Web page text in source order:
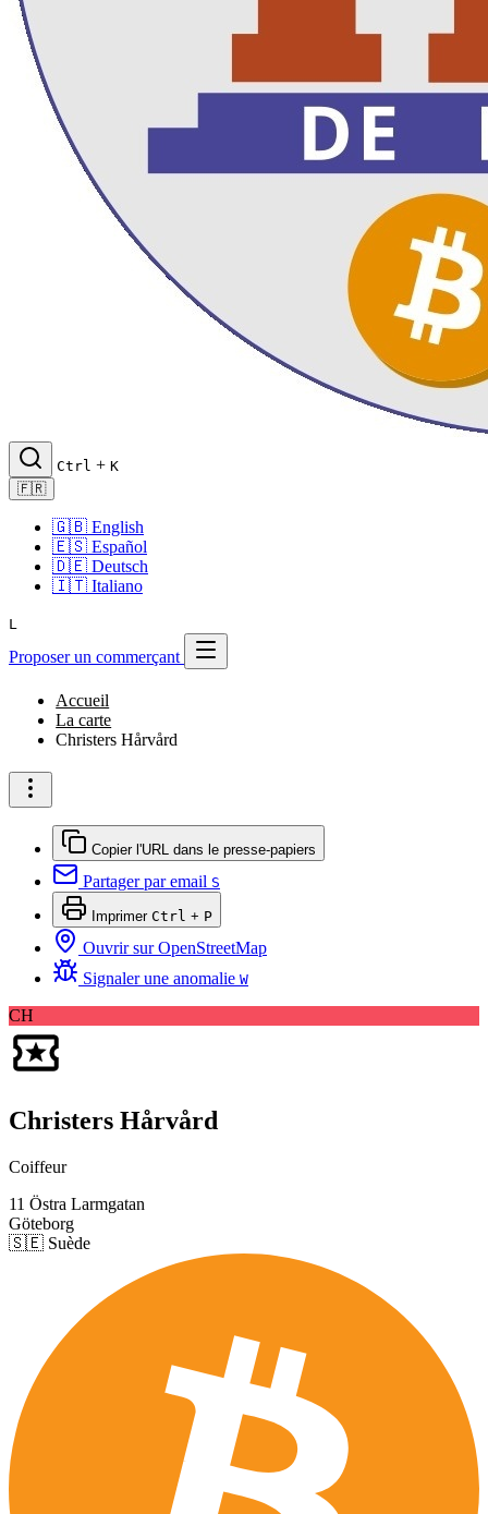
Ctrl + K
🇫🇷
🇬🇧 English
🇪🇸 Español
🇩🇪 Deutsch
🇮🇹 Italiano
L
Proposer un commerçant
Accueil
La carte
Christers Hårvård
Copier l'URL dans le presse-papiers
Partager par email S
Imprimer Ctrl + P
Ouvrir sur OpenStreetMap
Signaler une anomalie W
CH
Christers Hårvård
Coiffeur
11 Östra Larmgatan
Göteborg
🇸🇪 Suède